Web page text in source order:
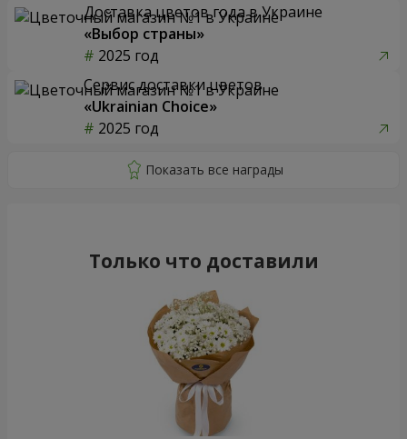
Доставка цветов года в Украине
«Выбор страны»
2025 год
Сервис доставки цветов
«Ukrainian Choice»
2025 год
Только что доставили